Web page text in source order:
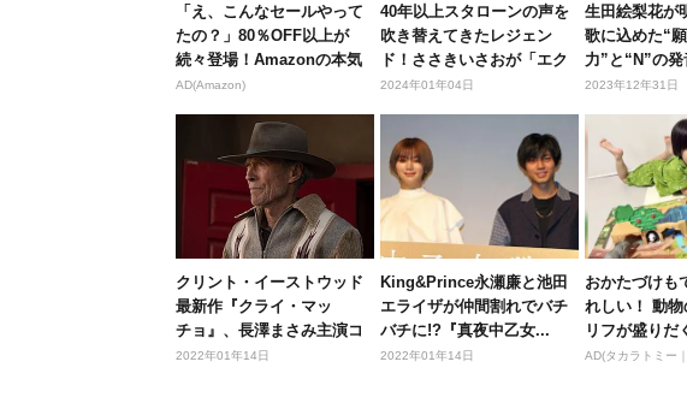
「え、こんなセールやって
たの？」80％OFF以上が
続々登場！Amazonの本気
が...
AD(Amazon)
40年以上スタローンの声を
吹き替えてきたレジェン
ド！ささきいさおが「エク
スペンダ...
2024年01年04日
生田絵梨花が
歌に込めた“
力”と“N”の
ビはまだ自...
2023年12年31日
クリント・イーストウッド
最新作『クライ・マッ
チョ』、長澤まさみ主演コ
メディ『コン...
2022年01年14日
King&Prince永瀬廉と池田
エライザが仲間割れでバチ
バチに!?『真夜中乙女...
2022年01年14日
おかたづけも
れしい！ 動
リフが盛りだ
ニア ...
AD(タカラトミー